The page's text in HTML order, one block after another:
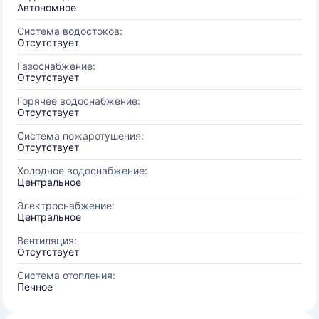
Автономное
Система водостоков:
Отсутствует
Газоснабжение:
Отсутствует
Горячее водоснабжение:
Отсутствует
Система пожаротушения:
Отсутствует
Холодное водоснабжение:
Центральное
Электроснабжение:
Центральное
Вентиляция:
Отсутствует
Система отопления:
Печное